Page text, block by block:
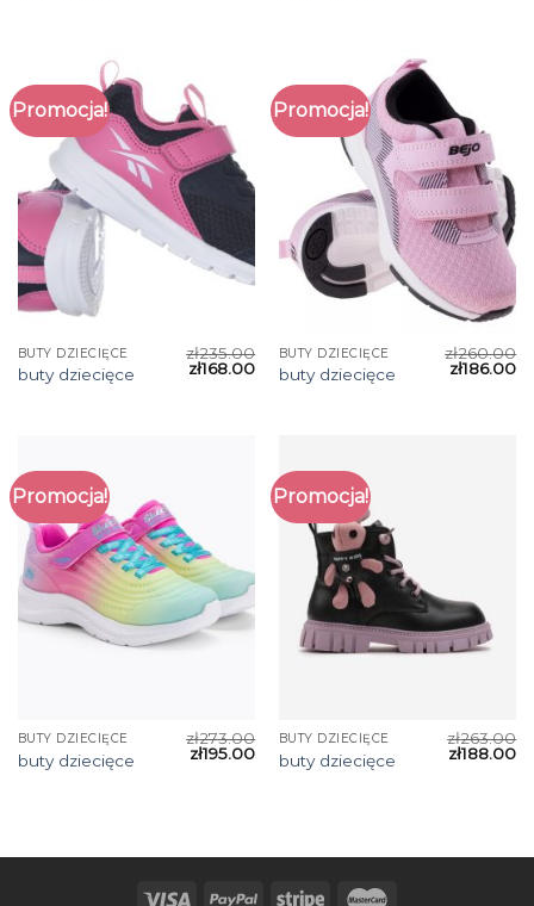
Promocja!
BUTY DZIECIĘCE
buty dziecięce
zł235.00
zł168.00
Promocja!
BUTY DZIECIĘCE
buty dziecięce
zł260.00
zł186.00
Promocja!
BUTY DZIECIĘCE
buty dziecięce
zł273.00
zł195.00
Promocja!
BUTY DZIECIĘCE
buty dziecięce
zł263.00
zł188.00